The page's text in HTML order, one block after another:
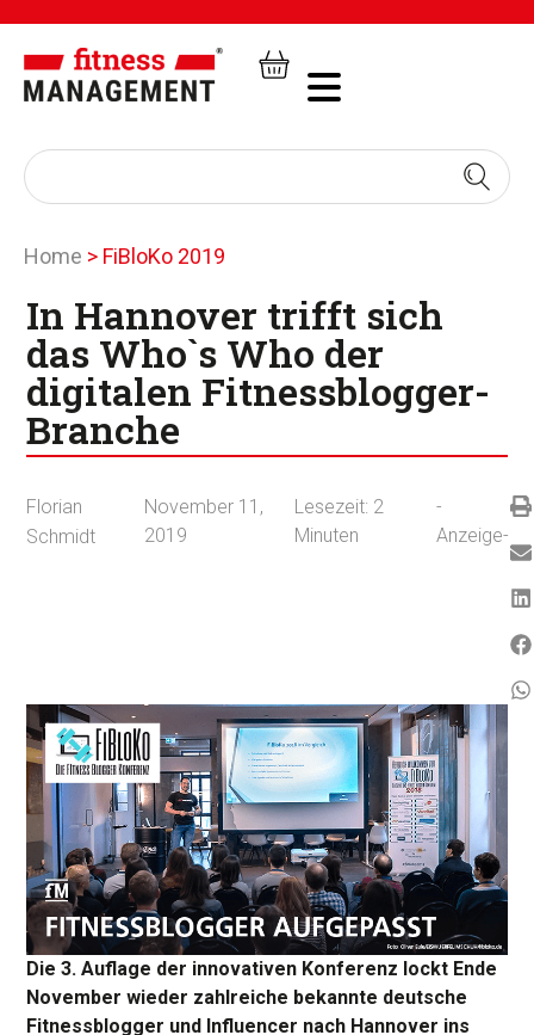
Home > FiBloKo 2019
In Hannover trifft sich
das Who`s Who der
digitalen Fitnessblogger-
Branche
Florian
Schmidt
November 11,
2019
Lesezeit: 2
Minuten
-
Anzeige-
Die 3. Auflage der innovativen Konferenz lockt Ende
November wieder zahlreiche bekannte deutsche
Fitnessblogger und Influencer nach Hannover ins